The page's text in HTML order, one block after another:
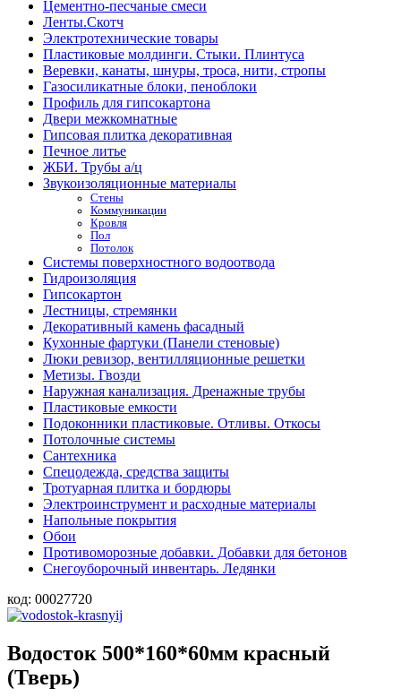
Цементно-песчаные смеси
Ленты.Скотч
Электротехнические товары
Пластиковые молдинги. Стыки. Плинтуса
Веревки, канаты, шнуры, троса, нити, стропы
Газосиликатные блоки, пеноблоки
Профиль для гипсокартона
Двери межкомнатные
Гипсовая плитка декоративная
Печное литье
ЖБИ. Трубы а/ц
Звукоизоляционные материалы
Стены
Коммуникации
Кровля
Пол
Потолок
Системы поверхностного водоотвода
Гидроизоляция
Гипсокартон
Лестницы, стремянки
Декоративный камень фасадный
Кухонные фартуки (Панели стеновые)
Люки ревизор, вентилляционные решетки
Метизы. Гвозди
Наружная канализация. Дренажные трубы
Пластиковые емкости
Подоконники пластиковые. Отливы. Откосы
Потолочные системы
Сантехника
Спецодежда, средства защиты
Тротуарная плитка и бордюры
Электроинструмент и расходные материалы
Напольные покрытия
Обои
Противоморозные добавки. Добавки для бетонов
Снегоуборочный инвентарь. Ледянки
код: 00027720
Водосток 500*160*60мм красный
(Тверь)